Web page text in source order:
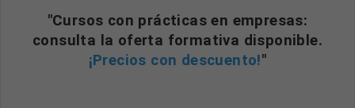
"Cursos con prácticas en empresas:
consulta la oferta formativa disponible.
¡Precios con descuento!"